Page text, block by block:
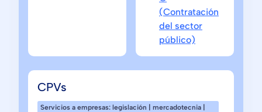
(Contratación
del sector
público)
CPVs
Servicios a empresas: legislación | mercadotecnia |